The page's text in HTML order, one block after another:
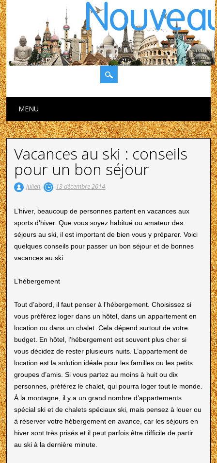
Main menu
MENU
Vacances au ski : conseils
pour un bon séjour
julien 13 décembre 2014
L’hiver, beaucoup de personnes partent en vacances aux
sports d’hiver. Que vous soyez habitué ou amateur des
séjours au ski, il est important de bien vous y préparer. Voici
quelques conseils pour passer un bon séjour et de bonnes
vacances au ski.
L’hébergement
Tout d’abord, il faut penser à l’hébergement. Choisissez si
vous préférez loger dans un hôtel, dans un appartement en
location ou dans un chalet. Cela dépend surtout de votre
budget. En hôtel, l’hébergement est souvent plus cher si
vous décidez de rester plusieurs nuits. L’appartement de
location est la solution idéale pour les familles ou les petits
groupes d’amis. Si vous partez au moins à huit ou dix
personnes, préférez le chalet, qui pourra loger tout le monde.
À la montagne, il y a un grand nombre d’appartements
spécial ski et de chalets spéciaux ski, mais pensez à louer ou
à réserver votre hébergement en avance, car les séjours en
hiver sont très prisés et il peut parfois être difficile de partir
au ski à la dernière minute.